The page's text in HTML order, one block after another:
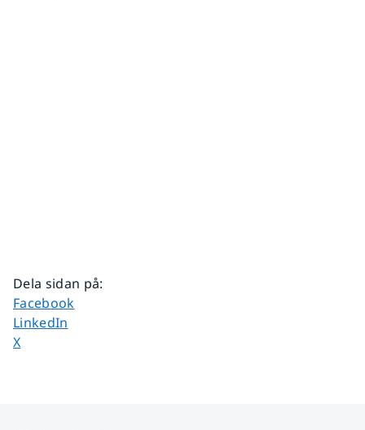
Dela sidan på:
Dela sidan på
Facebook
Dela sidan på
LinkedIn
Dela sidan på
X